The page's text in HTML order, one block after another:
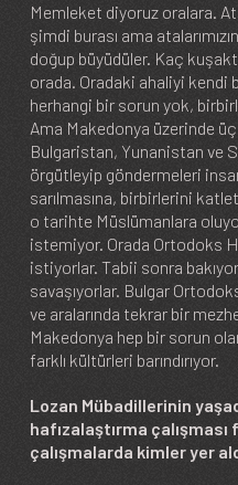
Memleket diyoruz oralara.
şimdi burası ama
doğup büyüdüler. Kaç
orada. Oradaki ahaliyi kendi
herhangi bir sorun yok,
Ama Makedonya üzerinde
Bulgaristan, Yunanistan ve
örgütleyip göndermeleri
sarılmasına, birbirlerini
o tarihte Müslümanlara
istemiyor. Orada Ortodoks
istiyorlar. Tabii sonra
savaşıyorlar. Bulgar
ve aralarında tekrar bir
Makedonya hep bir sorun
farklı kültürleri barındırıyor.
Lozan Mübadillerinin
hafızalaştırma çalışması
çalışmalarda kimler yer